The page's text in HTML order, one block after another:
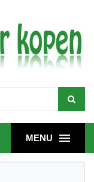
MENU